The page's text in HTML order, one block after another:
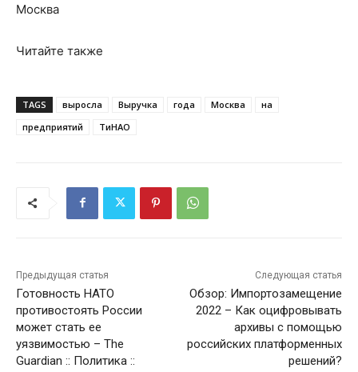
Москва
Читайте также
TAGS выросла Выручка года Москва
на
предприятий
ТиНАО
Предыдущая статья
Готовность НАТО
противостоять России
может стать ее
уязвимостью – The
Guardian :: Политика ::
Следующая статья
Обзор: Импортозамещение
2022 – Как оцифровывать
архивы с помощью
российских платформенных
решений?